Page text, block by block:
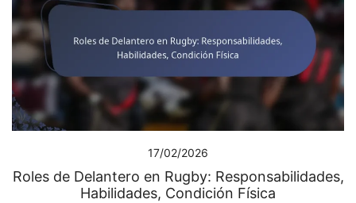
17/02/2026
Roles de Delantero en Rugby: Responsabilidades,
Habilidades, Condición Física